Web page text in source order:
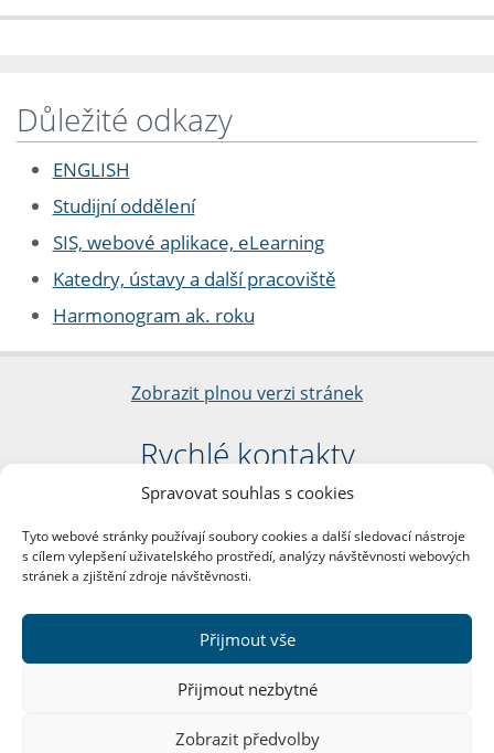
Spravovat souhlas s cookies
Tyto webové stránky používají soubory cookies a další sledovací nástroje
s cílem vylepšení uživatelského prostředí, analýzy návštěvnosti webových
stránek a zjištění zdroje návštěvnosti.
Přijmout vše
Přijmout nezbytné
Zobrazit předvolby
Důležité odkazy
ENGLISH
Studijní oddělení
SIS, webové aplikace, eLearning
Katedry, ústavy a další pracoviště
Harmonogram ak. roku
Zobrazit plnou verzi stránek
Rychlé kontakty
Filozofická fakulta
nám. Jana Palacha 1/2
116 38 Praha 1
DIČ: CZ00216208
Další kontakty